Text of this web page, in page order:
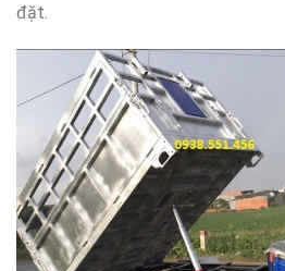
đặt.